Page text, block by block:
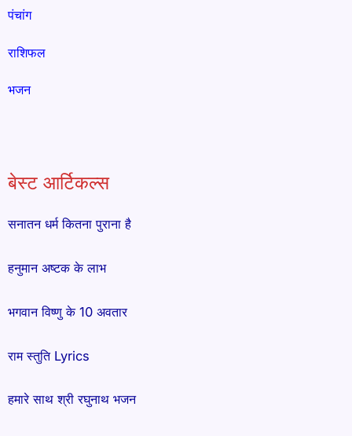
पंचांग
राशिफल
भजन
बेस्ट आर्टिकल्स
सनातन धर्म कितना पुराना है
हनुमान अष्टक के लाभ
भगवान विष्णु के 10 अवतार
राम स्तुति Lyrics
हमारे साथ श्री रघुनाथ भजन